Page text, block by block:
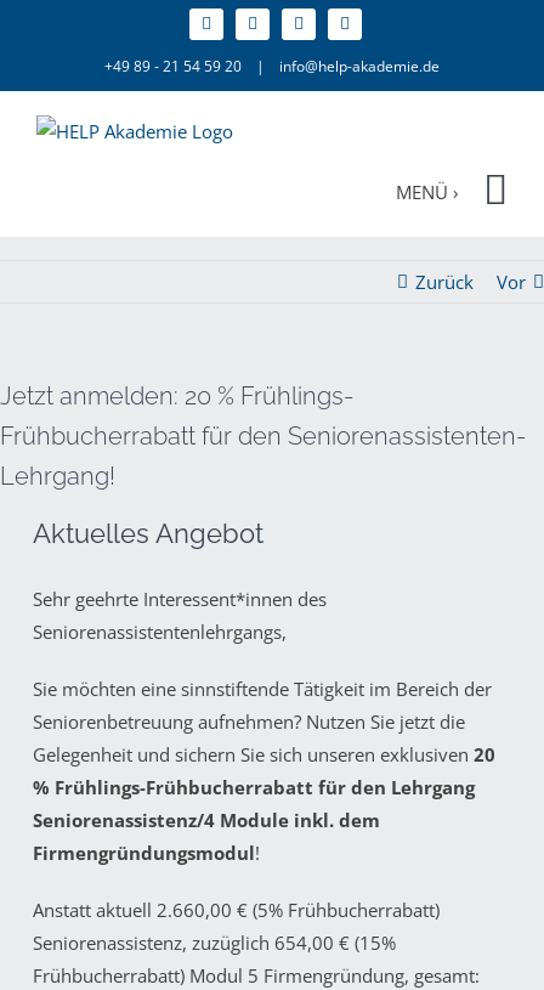
+49 89 - 21 54 59 20 | info@help-akademie.de
Zurück Vor
Jetzt anmelden: 20 % Frühlings-
Frühbucherrabatt für den Seniorenassistenten-
Lehrgang!
Aktuelles Angebot
Sehr geehrte Interessent*innen des
Seniorenassistentenlehrgangs,
Sie möchten eine sinnstiftende Tätigkeit im Bereich der
Seniorenbetreuung aufnehmen? Nutzen Sie jetzt die
Gelegenheit und sichern Sie sich unseren exklusiven 20
% Frühlings-Frühbucherrabatt für den Lehrgang
Seniorenassistenz/4 Module inkl. dem
Firmengründungsmodul!
Anstatt aktuell 2.660,00 € (5% Frühbucherrabatt)
Seniorenassistenz, zuzüglich 654,00 € (15%
Frühbucherrabatt) Modul 5 Firmengründung, gesamt: